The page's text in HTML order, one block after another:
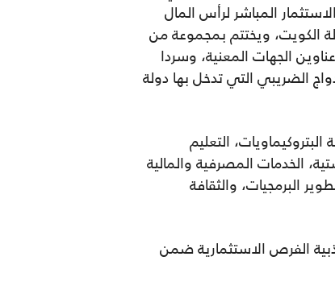
بموجب قانون رقم 8 لسنة 2001 في شأن تنظيم الاستثمار المباشر لرأس المال
الكويت، ويختتم بمجموعة من
الجهات المعنية، وسردا
الضريبي التي تدخل بها دولة
التعليم
الخدمات المصرفية والمالية
البرمجيات، والثقافة
الفرص الاستثمارية ضمن